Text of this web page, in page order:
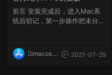
前言 安装完成后，进入Mac系
统后切记，第一步操作把未分区
imacos.t
2021-07-29